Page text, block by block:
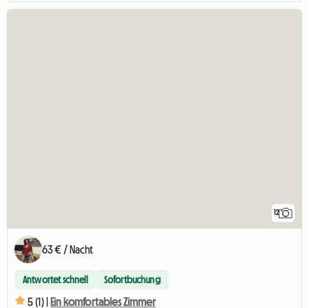
12
63 € / Nacht
Antwortet schnell Sofortbuchung
5 (1) | Ein komfortables Zimmer